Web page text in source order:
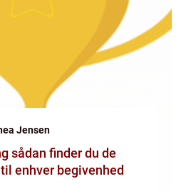
Jensen
enhver begivenhed